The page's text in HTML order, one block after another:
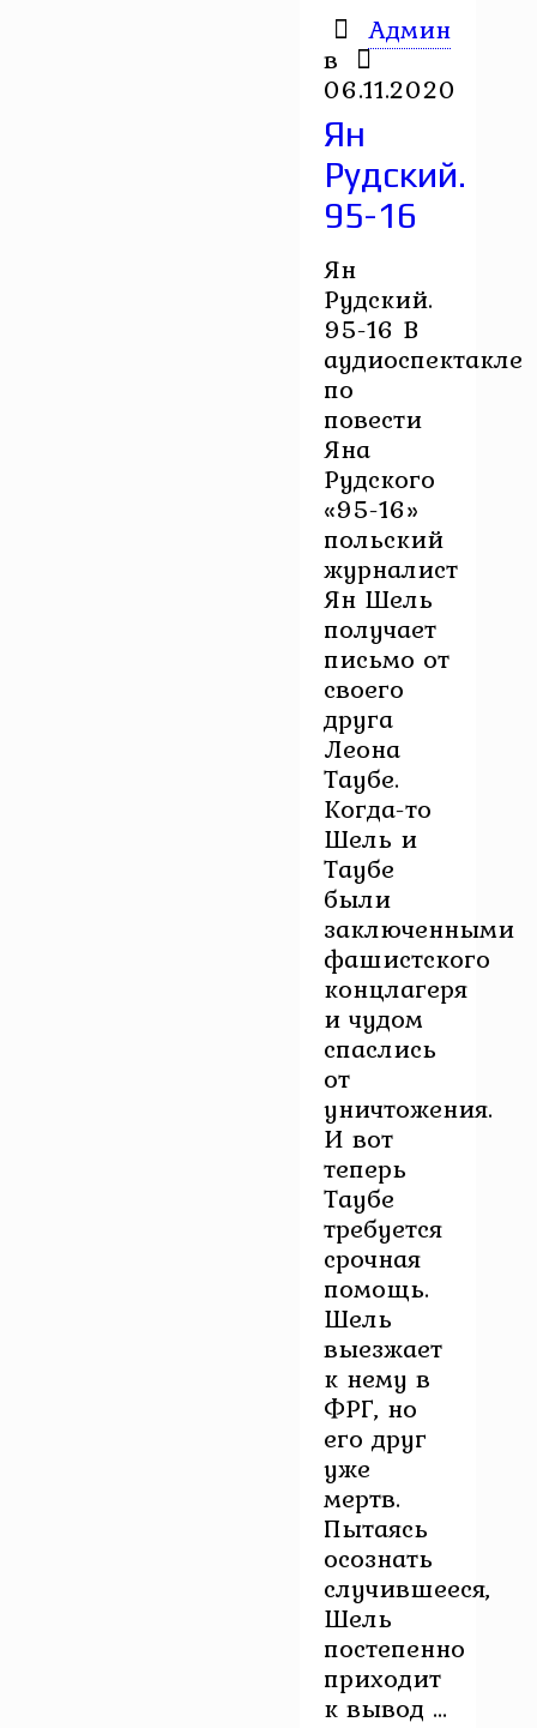
Админ
в
06.11.2020
Ян
Рудский.
95-16
Ян
Рудский.
95-16 В
аудиоспектакле
по
повести
Яна
Рудского
«95-16»
польский
журналист
Ян Шель
получает
письмо от
своего
друга
Леона
Таубе.
Когда-то
Шель и
Таубе
были
заключенными
фашистского
концлагеря
и чудом
спаслись
от
уничтожения.
И вот
теперь
Таубе
требуется
срочная
помощь.
Шель
выезжает
к нему в
ФРГ, но
его друг
уже
мертв.
Пытаясь
осознать
случившееся,
Шель
постепенно
приходит
к вывод ...